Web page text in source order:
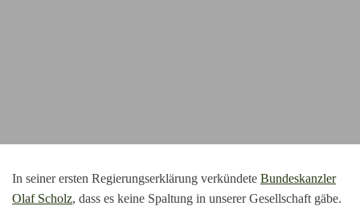
In seiner ersten Regierungserklärung verkündete Bundeskanzler
Olaf Scholz, dass es keine Spaltung in unserer Gesellschaft gäbe.